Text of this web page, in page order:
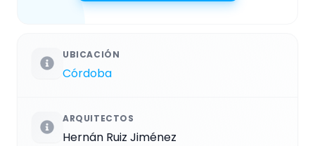
UBICACIÓN
Córdoba
ARQUITECTOS
Hernán Ruiz Jiménez